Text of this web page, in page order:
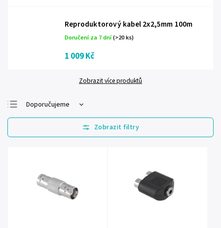
Reproduktorový kabel 2x2,5mm 100m
Doručení za 7 dní(>20 ks)
1 009 Kč
Zobrazit více produktů
Doporučujeme
Nejlevnější
Nejdražší